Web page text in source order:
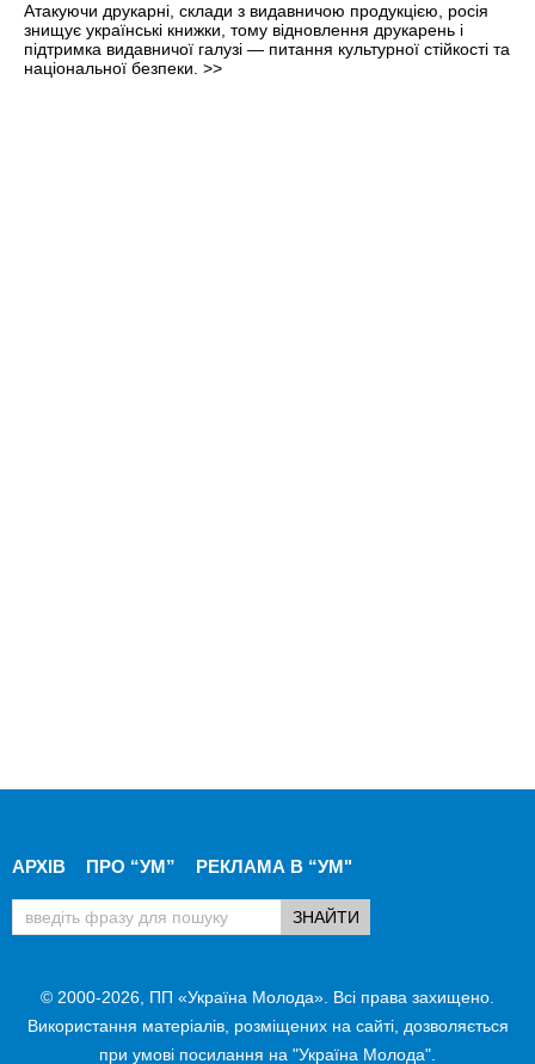
Атакуючи друкарні, склади з видавничою продукцією, росія
знищує українські книжки, тому відновлення друкарень і
підтримка видавничої галузі — питання культурної стійкості та
національної безпеки. >>
АРХІВ ПРО “УМ” РЕКЛАМА В “УМ"
© 2000-2026, ПП «Україна Молода». Всі права захищено.
Використання матеріалів, розміщених на сайті, дозволяється
при умові посилання на "Україна Молода".